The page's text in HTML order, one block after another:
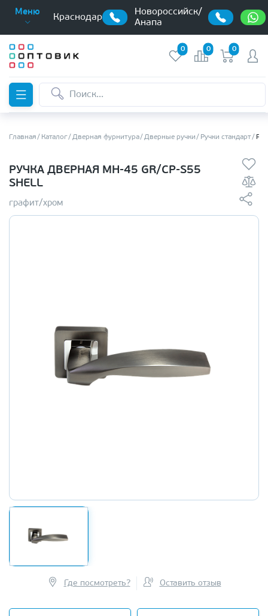
Меню
Краснодар
Новороссийск/
Анапа
0 0 0
Главная Каталог Дверная фурнитура Дверные ручки Ручки стандарт
РУЧКА ДВЕРНАЯ MH-45 GR/CP-S55
SHELL
графит/хром
Где посмотреть? Оставить отзыв